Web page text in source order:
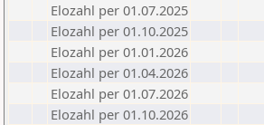
Elozahl per 01.07.2025
Elozahl per 01.10.2025
Elozahl per 01.01.2026
Elozahl per 01.04.2026
Elozahl per 01.07.2026
Elozahl per 01.10.2026